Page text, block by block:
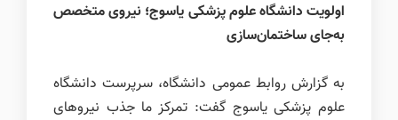
اولویت دانشگاه علوم پزشکی یاسوج؛ نیروی متخصص
به‌جای ساختمان‌سازی
به گزارش روابط عمومی دانشگاه، سرپرست دانشگاه
علوم پزشکی یاسوج گفت: تمرکز ما جذب نیروهای